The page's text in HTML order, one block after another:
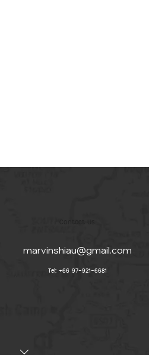
marvinshiau@gmail.com
Tel: +66 97-921-6681